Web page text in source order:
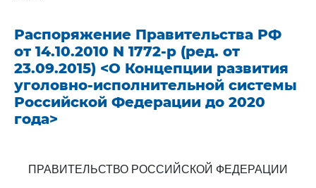
Распоряжение Правительства РФ
от 14.10.2010 N 1772-р (ред. от
23.09.2015) <О Концепции развития
уголовно-исполнительной системы
Российской Федерации до 2020
года>
ПРАВИТЕЛЬСТВО РОССИЙСКОЙ ФЕДЕРАЦИИ